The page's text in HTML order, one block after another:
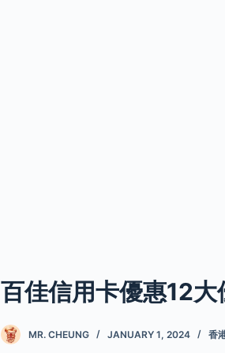
百佳信用卡優惠12
MR. CHEUNG JANUARY 1, 2024 香